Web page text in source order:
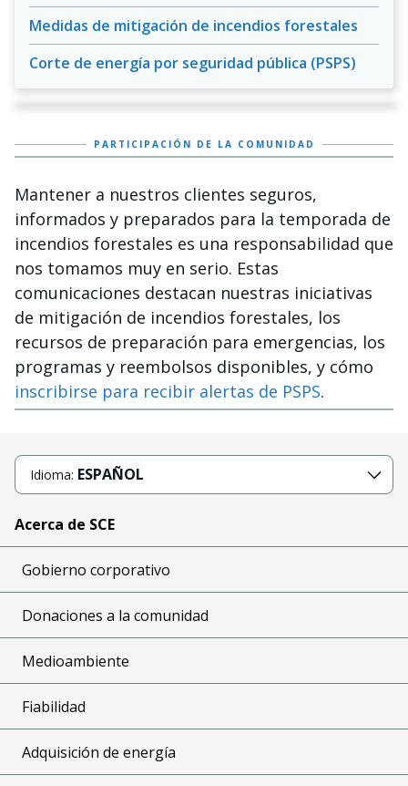
Medidas de mitigación de incendios forestales
Corte de energía por seguridad pública (PSPS)
pública (PSPS)PARTICIPACIÓN DE LA COMUNIDAD
Mantener a nuestros clientes seguros,
informados y preparados para la temporada de
incendios forestales es una responsabilidad que
nos tomamos muy en serio. Estas
comunicaciones destacan nuestras iniciativas
de mitigación de incendios forestales, los
recursos de preparación para emergencias, los
programas y reembolsos disponibles, y cómo
inscribirse para recibir alertas de PSPS.
Idioma: ESPAÑOL
Acerca de SCE
Gobierno corporativo
Donaciones a la comunidad
Medioambiente
Fiabilidad
Adquisición de energía